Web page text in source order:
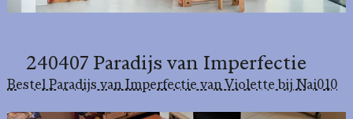
240407 Paradijs van Imperfectie
Bestel Paradijs van Imperfectie van Violette bij Nai010